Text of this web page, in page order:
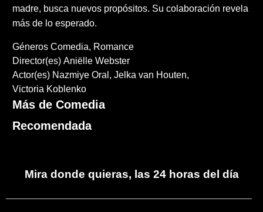
madre, busca nuevos propósitos. Su colaboración revela
más de lo esperado.
Géneros Comedia
Romance
Director(es) Aniëlle Webster
Actor(es) Nazmiye Oral
Jelka van Houten
Victoria Koblenko
Más de Comedia
Recomendada
Mira donde quieras, las 24 horas del día